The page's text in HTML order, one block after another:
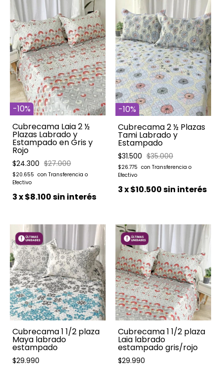
-10%
Cubrecama Laia 2 ½
Plazas Labrado y
Estampado en Gris y
Rojo
$24.300 $27.000
$20.655
3x$8.100sin interés
-10%
Cubrecama 2 ½ Plazas
Tami Labrado y
Estampado
$31.500 $35.000
$26.775
3x$10.500sin interés
Cubrecama 1 1/2 plaza
Maya labrado
estampado
$29.990
Cubrecama 1 1/2 plaza
Laia labrado
estampado gris/rojo
$29.990